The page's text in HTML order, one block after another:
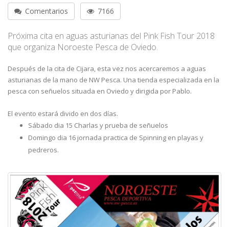
Comentarios 7166
Próxima cita en aguas asturianas del Pink Fish Tour 2018
que organiza Noroeste Pesca de Oviedo.
Después de la cita de Cijara, esta vez nos acercaremos a aguas
asturianas de la mano de NW Pesca. Una tienda especializada en la
pesca con señuelos situada en Oviedo y dirigida por Pablo.
El evento estará divido en dos días.
Sábado dia 15 Charlas y prueba de señuelos
Domingo dia 16 jornada practica de Spinning en playas y
pedreros.